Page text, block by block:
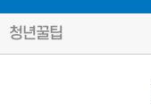
청년꿀팁